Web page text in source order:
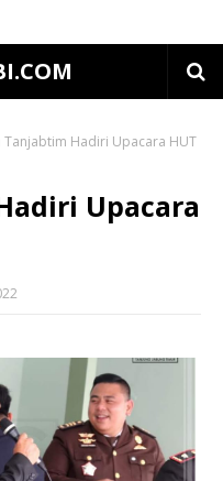
Tanjabtim Hadiri Upacara HUT
Upacara